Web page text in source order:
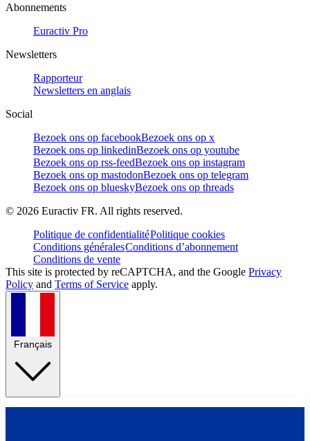
Abonnements
Euractiv Pro
Newsletters
Rapporteur
Newsletters en anglais
Social
Bezoek ons op facebookBezoek ons op x
Bezoek ons op linkedinBezoek ons op youtube
Bezoek ons op rss-feedBezoek ons op instagram
Bezoek ons op mastodonBezoek ons op telegram
Bezoek ons op blueskyBezoek ons op threads
© 2026 Euractiv FR. All rights reserved.
Politique de confidentialitéPolitique cookies
Conditions généralesConditions d’abonnement
Conditions de vente
This site is protected by reCAPTCHA, and the Google Privacy
Policy and Terms of Service apply.
Français